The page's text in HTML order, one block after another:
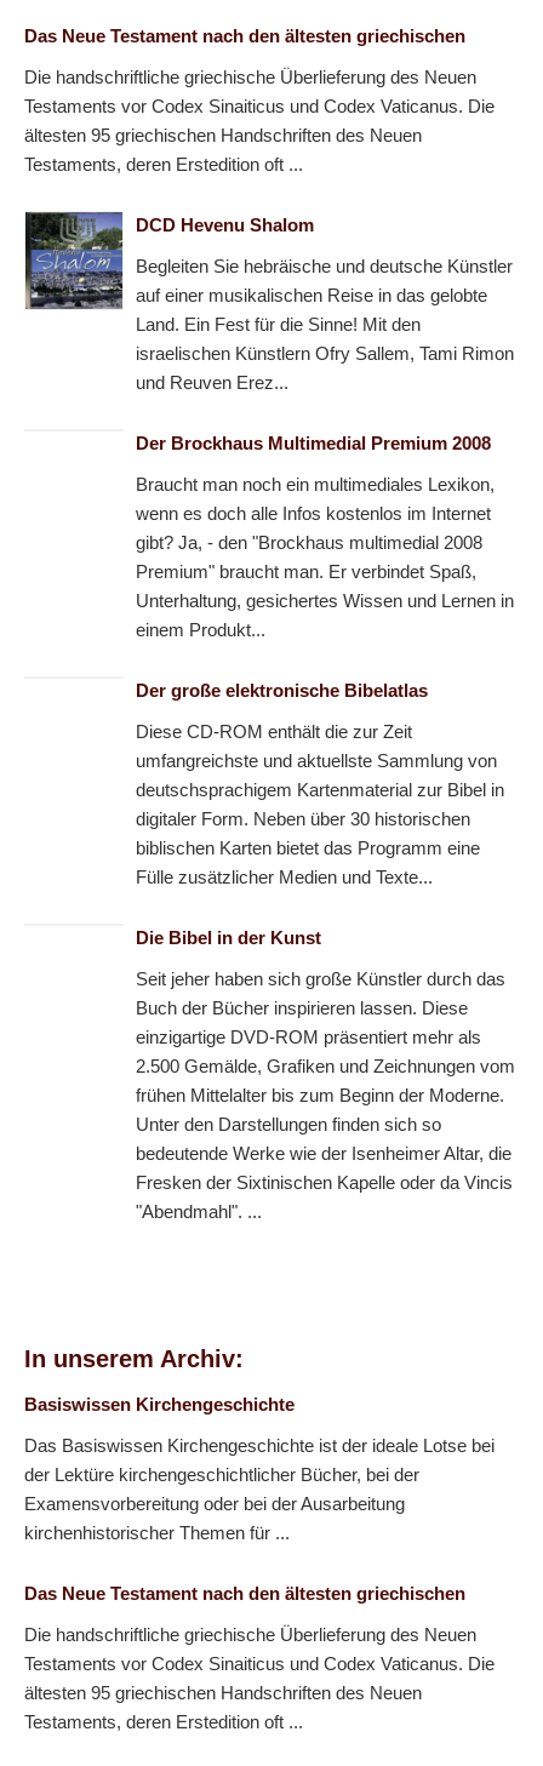
Das Neue Testament nach den ältesten griechischen
Die handschriftliche griechische Überlieferung des Neuen
Testaments vor Codex Sinaiticus und Codex Vaticanus. Die
ältesten 95 griechischen Handschriften des Neuen
Testaments, deren Erstedition oft ...
DCD Hevenu Shalom
Begleiten Sie hebräische und deutsche Künstler
auf einer musikalischen Reise in das gelobte
Land. Ein Fest für die Sinne! Mit den
israelischen Künstlern Ofry Sallem, Tami Rimon
und Reuven Erez...
Der Brockhaus Multimedial Premium 2008
Braucht man noch ein multimediales Lexikon,
wenn es doch alle Infos kostenlos im Internet
gibt? Ja, - den "Brockhaus multimedial 2008
Premium" braucht man. Er verbindet Spaß,
Unterhaltung, gesichertes Wissen und Lernen in
einem Produkt...
Der große elektronische Bibelatlas
Diese CD-ROM enthält die zur Zeit
umfangreichste und aktuellste Sammlung von
deutschsprachigem Kartenmaterial zur Bibel in
digitaler Form. Neben über 30 historischen
biblischen Karten bietet das Programm eine
Fülle zusätzlicher Medien und Texte...
Die Bibel in der Kunst
Seit jeher haben sich große Künstler durch das
Buch der Bücher inspirieren lassen. Diese
einzigartige DVD-ROM präsentiert mehr als
2.500 Gemälde, Grafiken und Zeichnungen vom
frühen Mittelalter bis zum Beginn der Moderne.
Unter den Darstellungen finden sich so
bedeutende Werke wie der Isenheimer Altar, die
Fresken der Sixtinischen Kapelle oder da Vincis
"Abendmahl". ...
In unserem Archiv:
Basiswissen Kirchengeschichte
Das Basiswissen Kirchengeschichte ist der ideale Lotse bei
der Lektüre kirchengeschichtlicher Bücher, bei der
Examensvorbereitung oder bei der Ausarbeitung
kirchenhistorischer Themen für ...
Das Neue Testament nach den ältesten griechischen
Die handschriftliche griechische Überlieferung des Neuen
Testaments vor Codex Sinaiticus und Codex Vaticanus. Die
ältesten 95 griechischen Handschriften des Neuen
Testaments, deren Erstedition oft ...